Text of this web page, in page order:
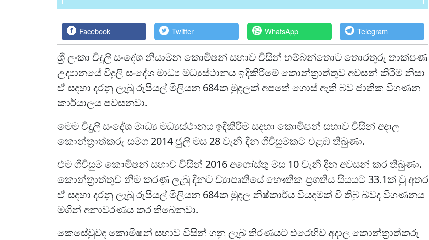
Facebook Twitter WhatsApp Telegram
ශ්‍රී ලංකා විදුලි සංදේශ නියාමන කොමිෂන් සභාව විසින් හම්බන්තොට තොරතුරු තාක්ෂණ
උද්‍යානයේ විදුලි සංදේශ මාධ්‍ය මධ්‍යස්ථානය ඉදිකිරිමේ කොන්ත්‍රාත්තුව අවසන් කිරිම නිසා
ඒ සදහා දරනු ලැබු රුපියල් මිලියන 684ක මුදලක් අපතේ ගොස් ඇති බව ජාතික විගණන
කාර්යාලය පවසනවා.
මෙම විදුලි සංදේශ මාධ්‍ය මධ්‍යස්ථානය ඉදිකිරිම සදහා කොමිෂන් සභාව විසින් අදාල
කොන්ත්‍රාත්කරු සමග 2014 ජුලි මස 28 වැනි දින ගිවිසුමකට එළඹ තිබුණා.
එම ගිවිසුම කොමිෂන් සභාව විසින් 2016 අගෝස්තු මස 10 වැනි දින අවසන් කර තිබුණා.
කොන්ත්‍රාත්තුව නිම කරණු ලැබු දිනට ව්‍යාපෘතියේ භෞතික ප්‍රගතිය සියයට 33.1ක් වු අතර
ඒ සදහා දරනු ලැබු රුපියල් මිලියන 684ක මුදල නිෂ්කාර්ය වියදමක් වි තිබු බවද විගණනය
මගින් අනාවරණය කර තිබෙනවා.
කෙසේවුවද කොමිෂන් සභාව විසින් ගනු ලැබු තිරණයට එරෙහිව අදාල කොන්ත්‍රාත්කරු